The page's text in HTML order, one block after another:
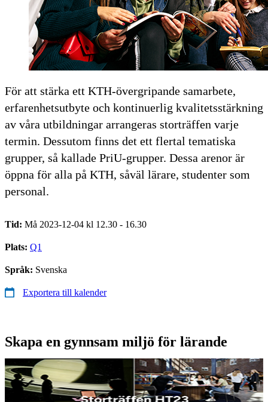
För att stärka ett KTH-övergripande samarbete,
erfarenhetsutbyte och kontinuerlig kvalitetsstärkning
av våra utbildningar arrangeras storträffen varje
termin. Dessutom finns det ett flertal tematiska
grupper, så kallade PriU-grupper. Dessa arenor är
öppna för alla på KTH, såväl lärare, studenter som
personal.
Tid: Må 2023-12-04 kl 12.30 - 16.30
Plats: Q1
Språk: Svenska
Exportera till kalender
Skapa en gynnsam miljö för lärande